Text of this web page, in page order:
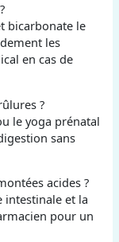
bicarbonate le
les
en cas de
?
le yoga prénatal
sans
acides ?
intestinale et la
pour un